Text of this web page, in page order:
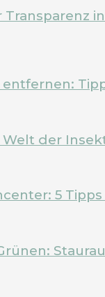
Transparenz
der
5